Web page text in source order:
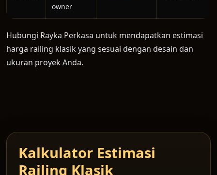
owner
Hubungi Rayka Perkasa untuk mendapatkan estimasi
harga railing klasik yang sesuai dengan desain dan
ukuran proyek Anda.
Kalkulator Estimasi
Railing Klasik